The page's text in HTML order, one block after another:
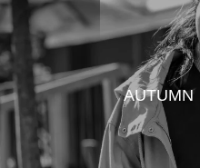
AUTUMN